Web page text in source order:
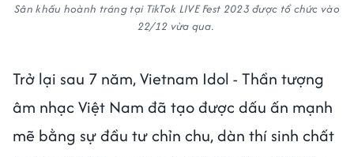
Sân khấu hoành tráng tại TikTok LIVE Fest 2023 được tổ chức vào
22/12 vừa qua.
Trở lại sau 7 năm, Vietnam Idol - Thần tượng
âm nhạc Việt Nam đã tạo được dấu ấn mạnh
mẽ bằng sự đầu tư chỉn chu, dàn thí sinh chất